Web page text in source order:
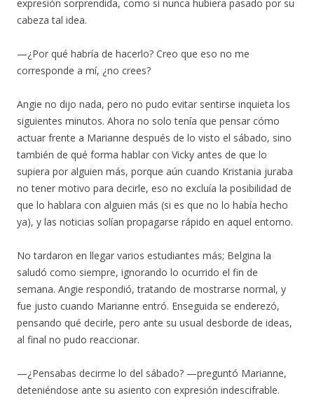
expresión sorprendida, como si nunca hubiera pasado por su
cabeza tal idea.
—¿Por qué habría de hacerlo? Creo que eso no me
corresponde a mí, ¿no crees?
Angie no dijo nada, pero no pudo evitar sentirse inquieta los
siguientes minutos. Ahora no solo tenía que pensar cómo
actuar frente a Marianne después de lo visto el sábado, sino
también de qué forma hablar con Vicky antes de que lo
supiera por alguien más, porque aún cuando Kristania juraba
no tener motivo para decirle, eso no excluía la posibilidad de
que lo hablara con alguien más (si es que no lo había hecho
ya), y las noticias solían propagarse rápido en aquel entorno.
No tardaron en llegar varios estudiantes más; Belgina la
saludó como siempre, ignorando lo ocurrido el fin de
semana. Angie respondió, tratando de mostrarse normal, y
fue justo cuando Marianne entró. Enseguida se enderezó,
pensando qué decirle, pero ante su usual desborde de ideas,
al final no pudo reaccionar.
—¿Pensabas decirme lo del sábado? —preguntó Marianne,
deteniéndose ante su asiento con expresión indescifrable.